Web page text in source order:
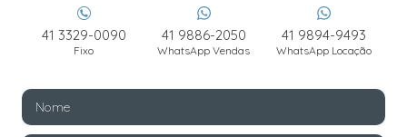
41 3329-0090
Fixo
41 9886-2050
WhatsApp Vendas
41 9894-9493
WhatsApp Locação